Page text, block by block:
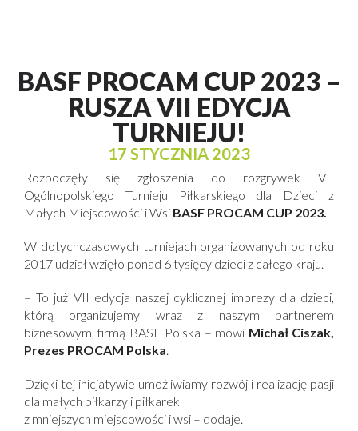
BASF PROCAM CUP 2023 –
RUSZA VII EDYCJA
TURNIEJU!
17 STYCZNIA 2023
Rozpoczęły się zgłoszenia do rozgrywek VII
Ogólnopolskiego Turnieju Piłkarskiego dla Dzieci z
Małych Miejscowości i Wsi BASF PROCAM CUP 2023.
W dotychczasowych turniejach organizowanych od roku
2017 udział wzięło ponad 6 tysięcy dzieci z całego kraju.
– To już VII edycja naszej cyklicznej imprezy dla dzieci,
którą organizujemy wraz z naszym partnerem
biznesowym, firmą BASF Polska – mówi Michał Ciszak,
Prezes PROCAM Polska.
Dzięki tej inicjatywie umożliwiamy rozwój i realizację pasji
dla małych piłkarzy i piłkarek
z mniejszych miejscowości i wsi – dodaje.